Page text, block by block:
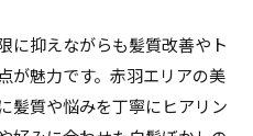
に抑えながらも髪質改善やト
が魅力です。赤羽エリアの美
髪質や悩みを丁寧にヒアリン